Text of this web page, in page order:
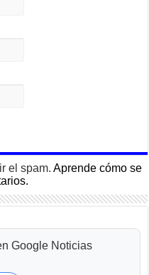
el spam.Aprende cómo se
Google Noticias